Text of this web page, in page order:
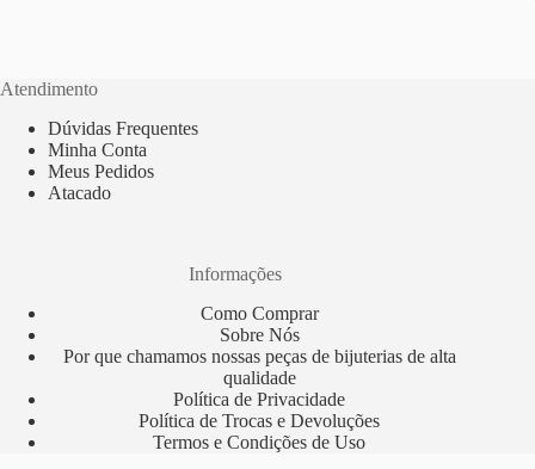
Atendimento
Dúvidas Frequentes
Minha Conta
Meus Pedidos
Atacado
Informações
Como Comprar
Sobre Nós
Por que chamamos nossas peças de bijuterias de alta
qualidade
Política de Privacidade
Política de Trocas e Devoluções
Termos e Condições de Uso